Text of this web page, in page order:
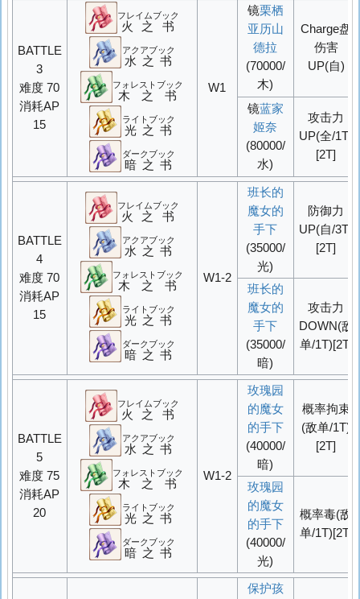
BATTLE
3
难度 70
消耗AP
15
火之书
フレイムブック
水之书
アクアブック
木之书
フォレストブック
光之书
ライトブック
暗之书
ダークブック
W1
镜栗栖
亚历山
德拉
(70000/
木)
Charge盘
伤害
UP(自)
镜蓝家
姬奈
(80000/
水)
攻击力
UP(全/1T)
[2T]
BATTLE
4
难度 70
消耗AP
15
火之书
フレイムブック
水之书
アクアブック
木之书
フォレストブック
光之书
ライトブック
暗之书
ダークブック
W1-2
班长的
魔女的
手下
(35000/
光)
防御力
UP(自/3T)
[2T]
班长的
魔女的
手下
(35000/
暗)
攻击力
DOWN(敌
单/1T)[2T]
BATTLE
5
难度 75
消耗AP
20
火之书
フレイムブック
水之书
アクアブック
木之书
フォレストブック
光之书
ライトブック
暗之书
ダークブック
W1-2
玫瑰园
的魔女
的手下
(40000/
暗)
概率拘束
(敌单/1T)
[2T]
玫瑰园
的魔女
的手下
(40000/
光)
概率毒(敌
单/1T)[2T]
保护孩